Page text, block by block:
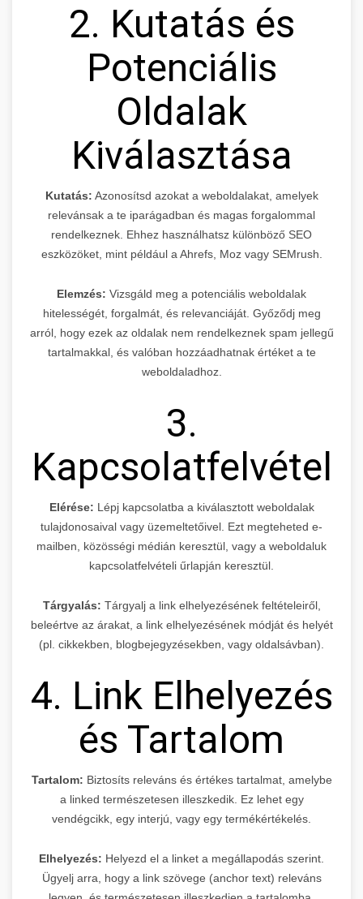
2. Kutatás és
Potenciális
Oldalak
Kiválasztása
Kutatás: Azonosítsd azokat a weboldalakat, amelyek
relevánsak a te iparágadban és magas forgalommal
rendelkeznek. Ehhez használhatsz különböző SEO
eszközöket, mint például a Ahrefs, Moz vagy SEMrush.
Elemzés: Vizsgáld meg a potenciális weboldalak
hitelességét, forgalmát, és relevanciáját. Győződj meg
arról, hogy ezek az oldalak nem rendelkeznek spam jellegű
tartalmakkal, és valóban hozzáadhatnak értéket a te
weboldaladhoz.
3.
Kapcsolatfelvétel
Elérése: Lépj kapcsolatba a kiválasztott weboldalak
tulajdonosaival vagy üzemeltetőivel. Ezt megteheted e-
mailben, közösségi médián keresztül, vagy a weboldaluk
kapcsolatfelvételi űrlapján keresztül.
Tárgyalás: Tárgyalj a link elhelyezésének feltételeiről,
beleértve az árakat, a link elhelyezésének módját és helyét
(pl. cikkekben, blogbejegyzésekben, vagy oldalsávban).
4. Link Elhelyezés
és Tartalom
Tartalom: Biztosíts releváns és értékes tartalmat, amelybe
a linked természetesen illeszkedik. Ez lehet egy
vendégcikk, egy interjú, vagy egy termékértékelés.
Elhelyezés: Helyezd el a linket a megállapodás szerint.
Ügyelj arra, hogy a link szövege (anchor text) releváns